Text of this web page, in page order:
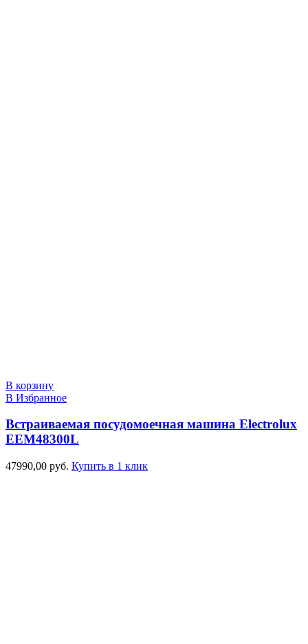
В корзину
В Избранное
Встраиваемая посудомоечная машина Electrolux
EEM48300L
47990,00 руб. Купить в 1 клик